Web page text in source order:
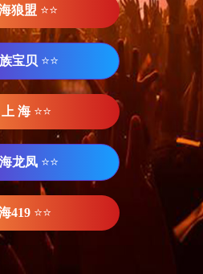
海狼盟 ⭐⭐
宝贝 ⭐⭐
海 ⭐⭐
海龙凤 ⭐⭐
海419 ⭐⭐